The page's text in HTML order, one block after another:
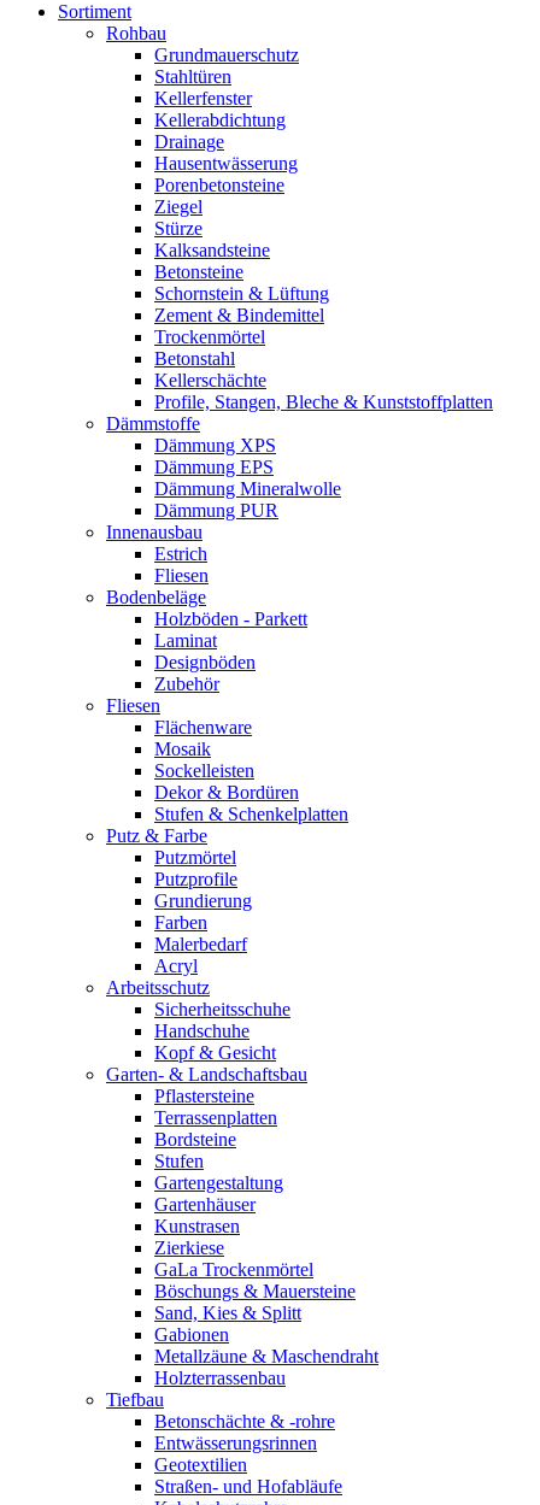
Sortiment
Rohbau
Grundmauerschutz
Stahltüren
Kellerfenster
Kellerabdichtung
Drainage
Hausentwässerung
Porenbetonsteine
Ziegel
Stürze
Kalksandsteine
Betonsteine
Schornstein & Lüftung
Zement & Bindemittel
Trockenmörtel
Betonstahl
Kellerschächte
Profile, Stangen, Bleche & Kunststoffplatten
Dämmstoffe
Dämmung XPS
Dämmung EPS
Dämmung Mineralwolle
Dämmung PUR
Innenausbau
Estrich
Fliesen
Bodenbeläge
Holzböden - Parkett
Laminat
Designböden
Zubehör
Fliesen
Flächenware
Mosaik
Sockelleisten
Dekor & Bordüren
Stufen & Schenkelplatten
Putz & Farbe
Putzmörtel
Putzprofile
Grundierung
Farben
Malerbedarf
Acryl
Arbeitsschutz
Sicherheitsschuhe
Handschuhe
Kopf & Gesicht
Garten- & Landschaftsbau
Pflastersteine
Terrassenplatten
Bordsteine
Stufen
Gartengestaltung
Gartenhäuser
Kunstrasen
Zierkiese
GaLa Trockenmörtel
Böschungs & Mauersteine
Sand, Kies & Splitt
Gabionen
Metallzäune & Maschendraht
Holzterrassenbau
Tiefbau
Betonschächte & -rohre
Entwässerungsrinnen
Geotextilien
Straßen- und Hofabläufe